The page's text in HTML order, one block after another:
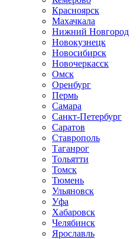
Красноярск
Махачкала
Нижний Новгород
Новокузнецк
Новосибирск
Новочеркаcск
Омск
Оренбург
Пермь
Самара
Санкт-Петербург
Саратов
Ставрополь
Таганрог
Тольятти
Томск
Тюмень
Ульяновск
Уфа
Хабаровск
Челябинск
Ярославль